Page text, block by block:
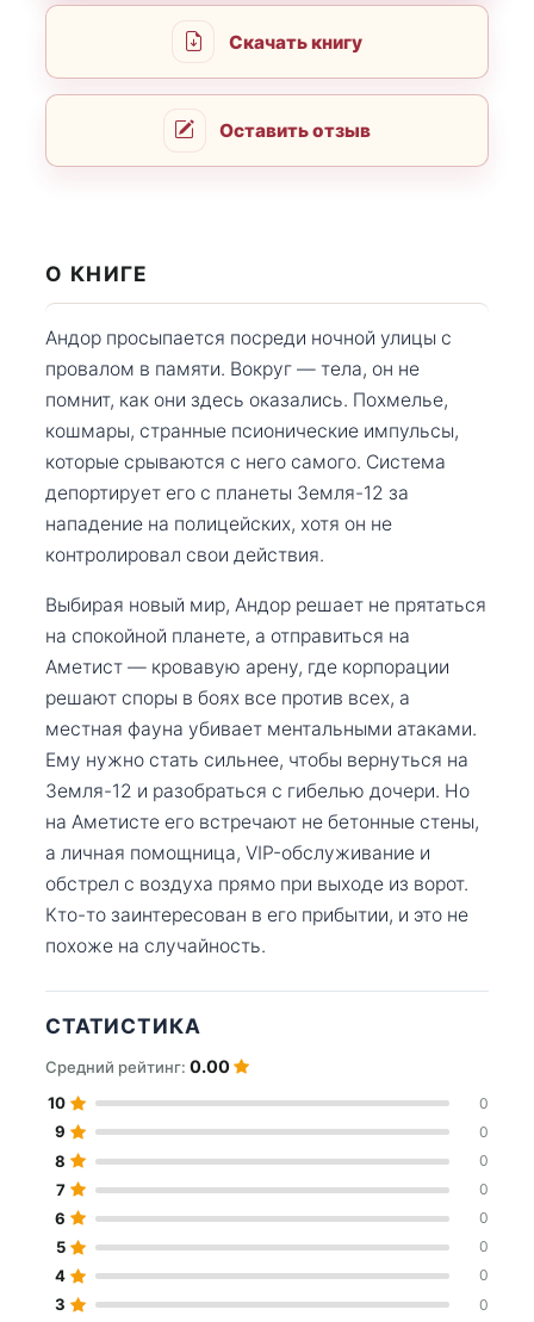
Скачать книгу
Оставить отзыв
О КНИГЕ
Андор просыпается посреди ночной улицы с
провалом в памяти. Вокруг — тела, он не
помнит, как они здесь оказались. Похмелье,
кошмары, странные псионические импульсы,
которые срываются с него самого. Система
депортирует его с планеты Земля-12 за
нападение на полицейских, хотя он не
контролировал свои действия.
Выбирая новый мир, Андор решает не прятаться
на спокойной планете, а отправиться на
Аметист — кровавую арену, где корпорации
решают споры в боях все против всех, а
местная фауна убивает ментальными атаками.
Ему нужно стать сильнее, чтобы вернуться на
Земля-12 и разобраться с гибелью дочери. Но
на Аметисте его встречают не бетонные стены,
а личная помощница, VIP-обслуживание и
обстрел с воздуха прямо при выходе из ворот.
Кто-то заинтересован в его прибытии, и это не
похоже на случайность.
СТАТИСТИКА
Средний рейтинг: 0.00
10 0
9 0
8 0
7 0
6 0
5 0
4 0
3 0